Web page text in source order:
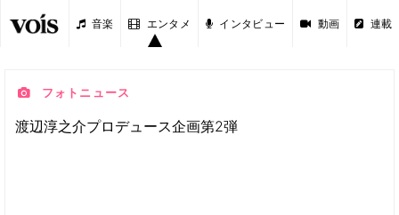
音楽 エンタメ インタビュー 動画 連載
フォトニュース
渡辺淳之介プロデュース企画第2弾